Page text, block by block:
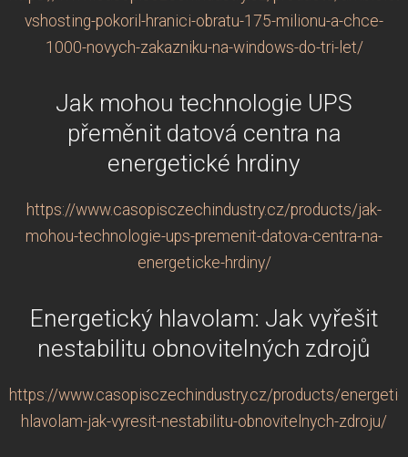
vshosting-pokoril-hranici-obratu-175-milionu-a-chce-
1000-novych-zakazniku-na-windows-do-tri-let/
Jak mohou technologie UPS
přeměnit datová centra na
energetické hrdiny
https://www.casopisczechindustry.cz/products/jak-
mohou-technologie-ups-premenit-datova-centra-na-
energeticke-hrdiny/
Energetický hlavolam: Jak vyřešit
nestabilitu obnovitelných zdrojů
https://www.casopisczechindustry.cz/products/
hlavolam-jak-vyresit-nestabilitu-obnovitelnych-zdroju/